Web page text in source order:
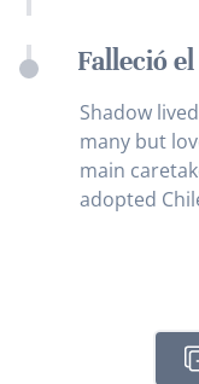
Falleció
Shadow
many but
main
adopted